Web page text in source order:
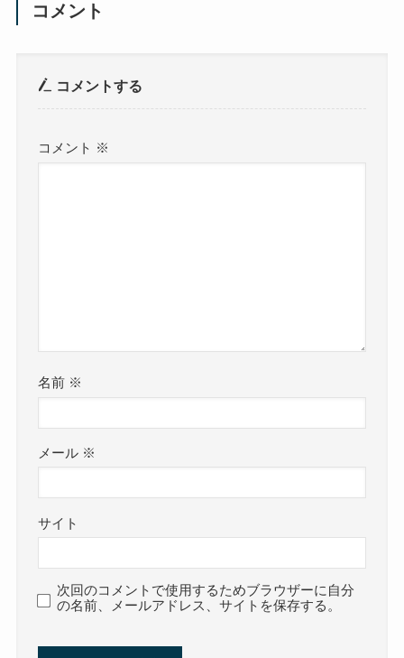
コメント
コメントする
コメント ※
名前 ※
メール ※
サイト
次回のコメントで使用するためブラウザーに自分
の名前、メールアドレス、サイトを保存する。